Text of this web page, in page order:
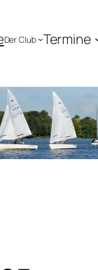
Der Club Termine